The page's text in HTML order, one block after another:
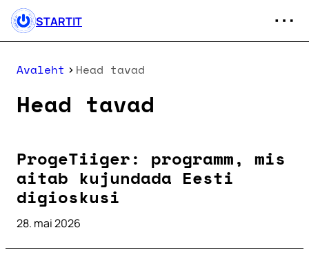
STARTIT
Avaleht Head tavad
Head tavad
ProgeTiiger: programm, mis
aitab kujundada Eesti
digioskusi
28. mai 2026